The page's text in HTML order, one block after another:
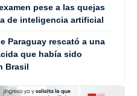
pese a las quejas
de inteligencia artificial
Paraguay rescató a una
que había sido
Brasil